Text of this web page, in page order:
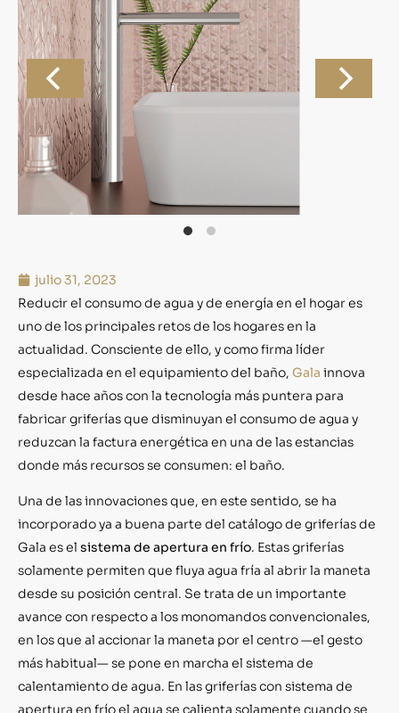
julio 31, 2023
Reducir el consumo de agua y de energía en el hogar es
uno de los principales retos de los hogares en la
actualidad. Consciente de ello, y como firma líder
especializada en el equipamiento del baño, Gala innova
desde hace años con la tecnología más puntera para
fabricar griferías que disminuyan el consumo de agua y
reduzcan la factura energética en una de las estancias
donde más recursos se consumen: el baño.
Una de las innovaciones que, en este sentido, se ha
incorporado ya a buena parte del catálogo de griferías de
Gala es el sistema de apertura en frío. Estas griferías
solamente permiten que fluya agua fría al abrir la maneta
desde su posición central. Se trata de un importante
avance con respecto a los monomandos convencionales,
en los que al accionar la maneta por el centro —el gesto
más habitual— se pone en marcha el sistema de
calentamiento de agua. En las griferías con sistema de
apertura en frío el agua se calienta solamente cuando se